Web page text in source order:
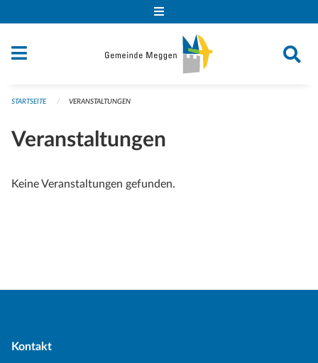
STARTSEITE VERANSTALTUNGEN
Veranstaltungen
Keine Veranstaltungen gefunden.
Kontakt